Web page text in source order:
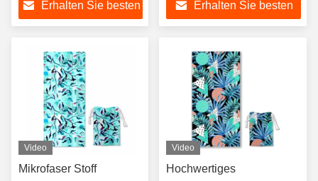
Erhalten Sie besten
80x160cmErhalten Sie besten
Video
Mikrofaser Stoff
Video
Hochwertiges